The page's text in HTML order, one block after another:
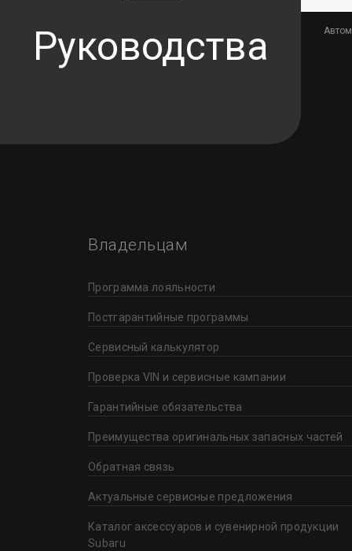
Руководства
Владельцам
Программа лояльности
Постгарантийные программы
Сервисный калькулятор
Проверка VIN и сервисные кампании
Гарантийные обязательства
Преимущества оригинальных запасных частей
Обратная связь
Актуальные сервисные предложения
Каталог аксессуаров и сувенирной продукции
Subaru